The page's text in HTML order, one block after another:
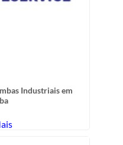
Industriais em